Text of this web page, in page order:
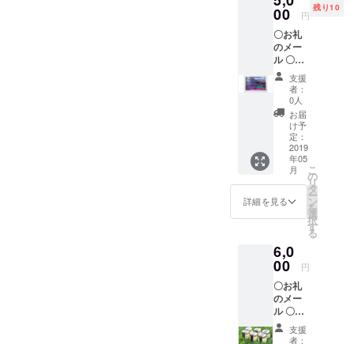
加でご
支援く
ださい
ますと
助かり
ま
す！）
◎日本
全国ど
こへで
も伺い
ます
が、
JEROさ
んにか
かる交
費＞に
てお願
いして
おりま
す。
（日帰
りでき
る場合
〇
natural
hearth
fabric
コール
ドプロ
セス
ソープ
（80g）
※メール
便の発
送とな
りま
す！
00 円
残り10
〇お礼
のメー
ル 〇オ
リジナ
ルトー
トバッ
グ 〇
TNA
アブス
トラク
ト・ペ
イン
ティン
グ1枚
（額は
ついて
ん）
支援
者：
0人
お届
け予
定：
2019
年05
月
詳細を見る
こ
の
リ
タ
ー
ン
を
選
択
す
る
6,0
00 円
〇お礼
のメー
ル 〇オ
リジナ
ルトー
支援
者：